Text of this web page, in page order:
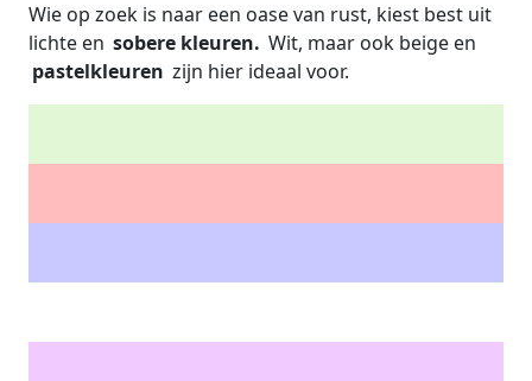
Wie op zoek is naar een oase van rust, kiest best uit
lichte en sobere kleuren. Wit, maar ook beige en
pastelkleuren zijn hier ideaal voor.